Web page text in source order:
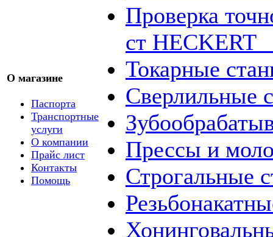
О магазине
Паспорта
Транспортные
услуги
О компании
Прайс лист
Контакты
Помощь
Проверка
ст HECKERT
Токарные
Сверлильные
Прессы и
Строгальные